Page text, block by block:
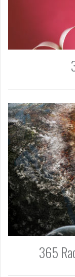
365